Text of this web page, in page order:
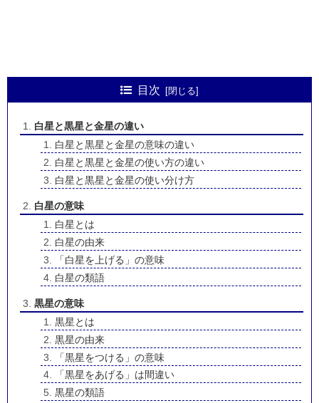
目次
白星と黒星と金星の違い
白星と黒星と金星の意味の違い
白星と黒星と金星の使い方の違い
白星と黒星と金星の使い分け方
白星の意味
白星とは
白星の由来
「白星を上げる」の意味
白星の類語
黒星の意味
黒星とは
黒星の由来
「黒星をつける」の意味
「黒星をあげる」は間違い
黒星の類語